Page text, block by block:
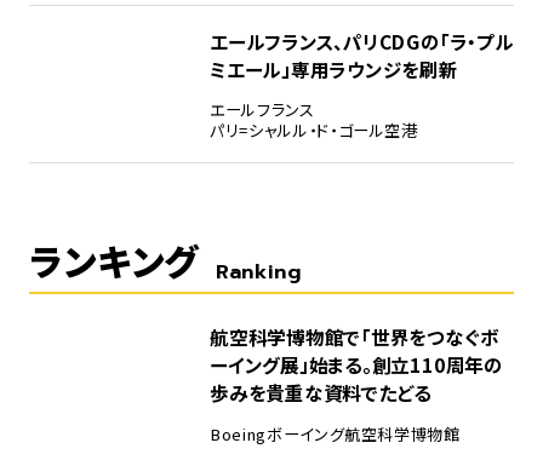
エールフランス、パリCDGの「ラ・プル
ミエール」専用ラウンジを刷新
エールフランス
パリ=シャルル・ド・ゴール空港
ランキング Ranking
航空科学博物館で「世界をつなぐボ
ーイング展」始まる。創立110周年の
歩みを貴重な資料でたどる
Boeingボーイング航空科学博物館